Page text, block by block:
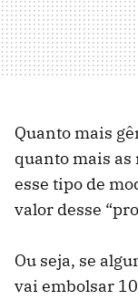
Quanto mais
quanto mais as
esse tipo de
valor desse
Ou seja, se
vai embolsar